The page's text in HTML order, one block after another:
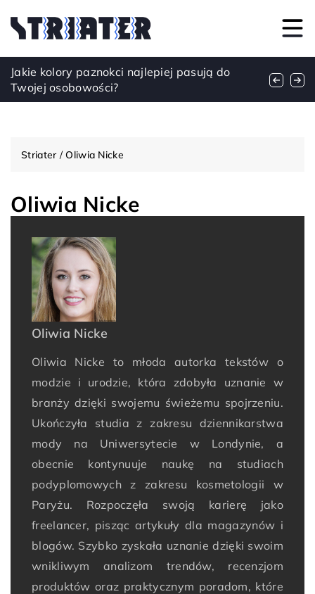
Jak białko serwatkowe wspiera regenerację
mięśni po treningu?
Jakie kolory paznokci najlepiej pasują do
Twojej osobowości?
Jak japońskie tradycje pielęgnacyjne inspirują
nowoczesne rytuały dbania o skórę?
Striater/Oliwia Nicke
Oliwia Nicke
Oliwia Nicke
Oliwia Nicke to młoda autorka tekstów o
modzie i urodzie, która zdobyła uznanie w
branży dzięki swojemu świeżemu spojrzeniu.
Ukończyła studia z zakresu dziennikarstwa
mody na Uniwersytecie w Londynie, a
obecnie kontynuuje naukę na studiach
podyplomowych z zakresu kosmetologii w
Paryżu. Rozpoczęła swoją karierę jako
freelancer, pisząc artykuły dla magazynów i
blogów. Szybko zyskała uznanie dzięki swoim
wnikliwym analizom trendów, recenzjom
produktów oraz praktycznym poradom, które